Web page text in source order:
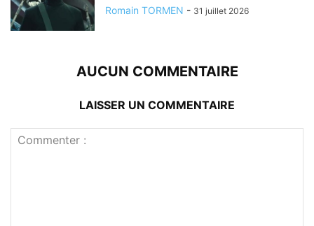
Romain TORMEN - 31 juillet 2026
AUCUN COMMENTAIRE
LAISSER UN COMMENTAIRE